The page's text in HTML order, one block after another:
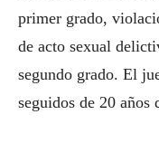
primer grado,
de acto sexual
segundo grado. El
seguidos de 20